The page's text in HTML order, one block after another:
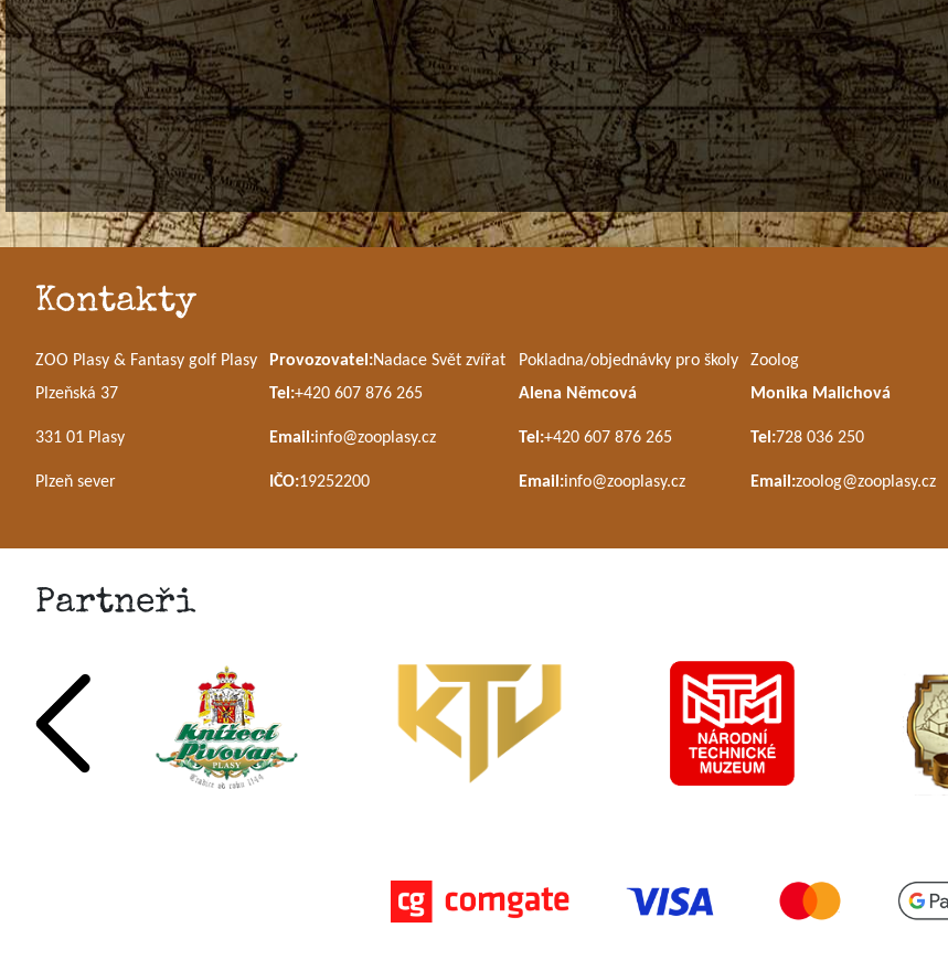
Kontakty
ZOO Plasy & Fantasy golf Plasy
Plzeňská 37
331 01 Plasy
Plzeň sever
Provozovatel:Nadace Svět zvířat
Tel:+420 607 876 265
Email:info@zooplasy.cz
IČO:19252200
Pokladna/objednávky pro školy
Alena Němcová
Tel:+420 607 876 265
Email:info@zooplasy.cz
Zoolog
Monika Malichová
Tel:728 036 250
Email:zoolog@zooplasy.cz
Partneři